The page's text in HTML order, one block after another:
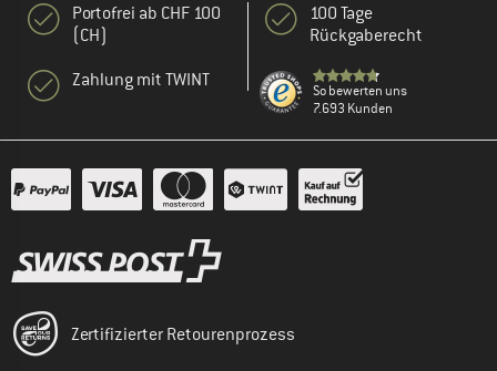
Portofrei ab CHF 100
(CH)
Zahlung mit TWINT
100 Tage
Rückgaberecht
So bewerten uns
7.693 Kunden
Zertifizierter Retourenprozess